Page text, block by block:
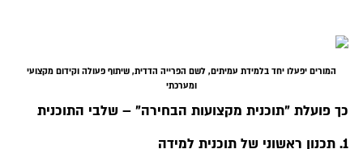
המורים יפעלו יחד בלמידת עמיתים, לשם הפרייה הדדית, שיתוף פעולה וקידום מקצועי
ומערכתי
כך פועלת "תוכנית מקצועות הבחירה" – שלבי התוכנית
1. תכנון ראשוני של תוכנית למידה